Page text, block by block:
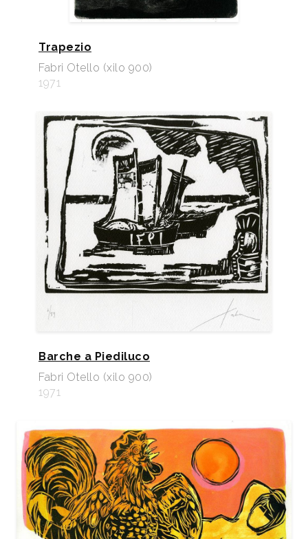
Trapezio
Fabri Otello (xilo 900)
1971
Barche a Piediluco
Fabri Otello (xilo 900)
1971